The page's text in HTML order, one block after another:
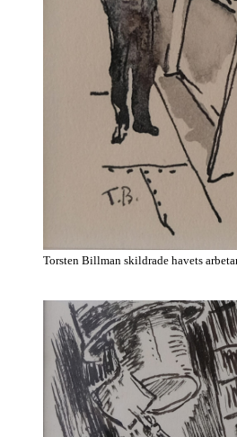
Torsten Billman skildrade havets